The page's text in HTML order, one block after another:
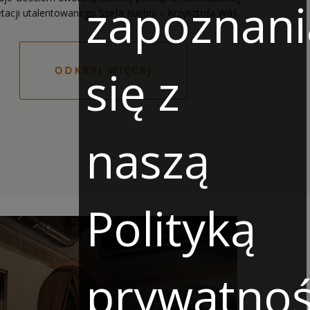
ODKRYJ WIĘCEJ
się z
naszą
Polityką